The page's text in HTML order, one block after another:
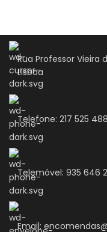
Rua Professor Vieira
Lisboa
Telefone: 217 525 488
Telemóvel: 935 646
Email: